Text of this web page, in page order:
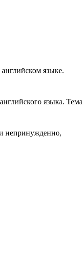
языке.
языка. Тема
и непринужденно,